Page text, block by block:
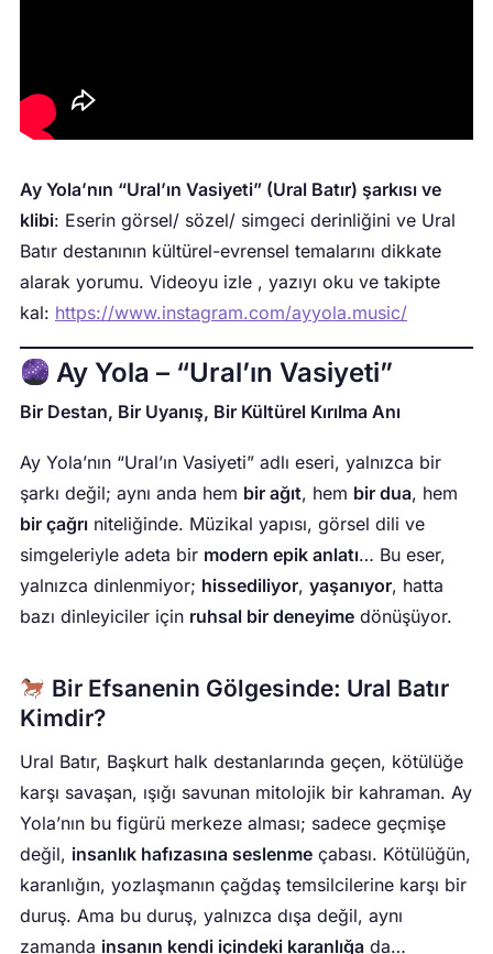
Ay Yola’nın “Ural’ın Vasiyeti” (Ural Batır) şarkısı ve
klibi: Eserin görsel/ sözel/ simgeci derinliğini ve Ural
Batır destanının kültürel-evrensel temalarını dikkate
alarak yorumu. Videoyu izle , yazıyı oku ve takipte
kal: https://www.instagram.com/ayyola.music/
Ay Yola – “Ural’ın Vasiyeti”
Bir Destan, Bir Uyanış, Bir Kültürel Kırılma Anı
Ay Yola’nın “Ural’ın Vasiyeti” adlı eseri, yalnızca bir
şarkı değil; aynı anda hem bir ağıt, hem bir dua, hem
bir çağrı niteliğinde. Müzikal yapısı, görsel dili ve
simgeleriyle adeta bir modern epik anlatı… Bu eser,
yalnızca dinlenmiyor; hissediliyor, yaşanıyor, hatta
bazı dinleyiciler için ruhsal bir deneyime dönüşüyor.
Bir Efsanenin Gölgesinde: Ural Batır
Kimdir?
Ural Batır, Başkurt halk destanlarında geçen, kötülüğe
karşı savaşan, ışığı savunan mitolojik bir kahraman. Ay
Yola’nın bu figürü merkeze alması; sadece geçmişe
değil, insanlık hafızasına seslenme çabası. Kötülüğün,
karanlığın, yozlaşmanın çağdaş temsilcilerine karşı bir
duruş. Ama bu duruş, yalnızca dışa değil, aynı
zamanda insanın kendi içindeki karanlığa da…